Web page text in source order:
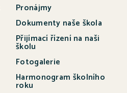
Pronájmy
Dokumenty naše škola
Přijímací řízení na naši
školu
Fotogalerie
Harmonogram školního
roku